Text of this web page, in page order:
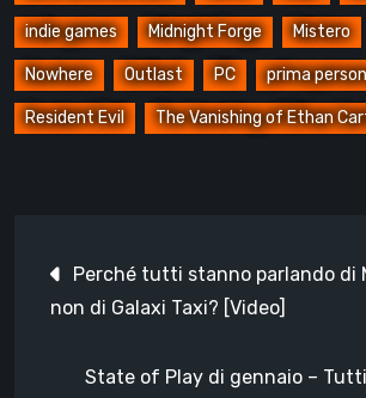
indie games Midnight Forge Mistero
Nowhere Outlast PC prima
Resident Evil The Vanishing of Ethan
articoli
Perché tutti stanno parlando di
non di Galaxi Taxi? [Video]
State of Play di gennaio –